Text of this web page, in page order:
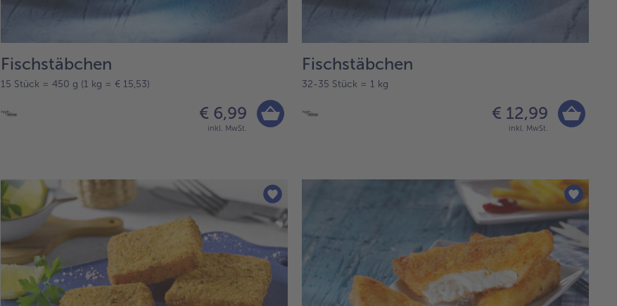
Fischstäbchen
15 Stück = 450 g (1 kg = € 15,53)
€ 6,99
inkl. MwSt.
Fischstäbchen
32-35 Stück = 1 kg
€ 12,99
inkl. MwSt.